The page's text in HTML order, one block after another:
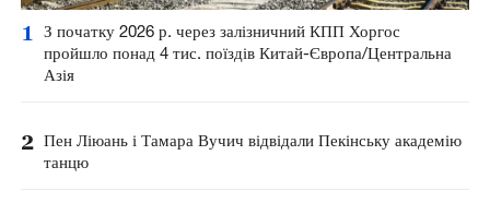
1
З початку 2026 р. через залізничний КПП Хоргос
пройшло понад 4 тис. поїздів Китай-Європа/Центральна
Азія
2 Пен Ліюань і Тамара Вучич відвідали Пекінську академію
танцю